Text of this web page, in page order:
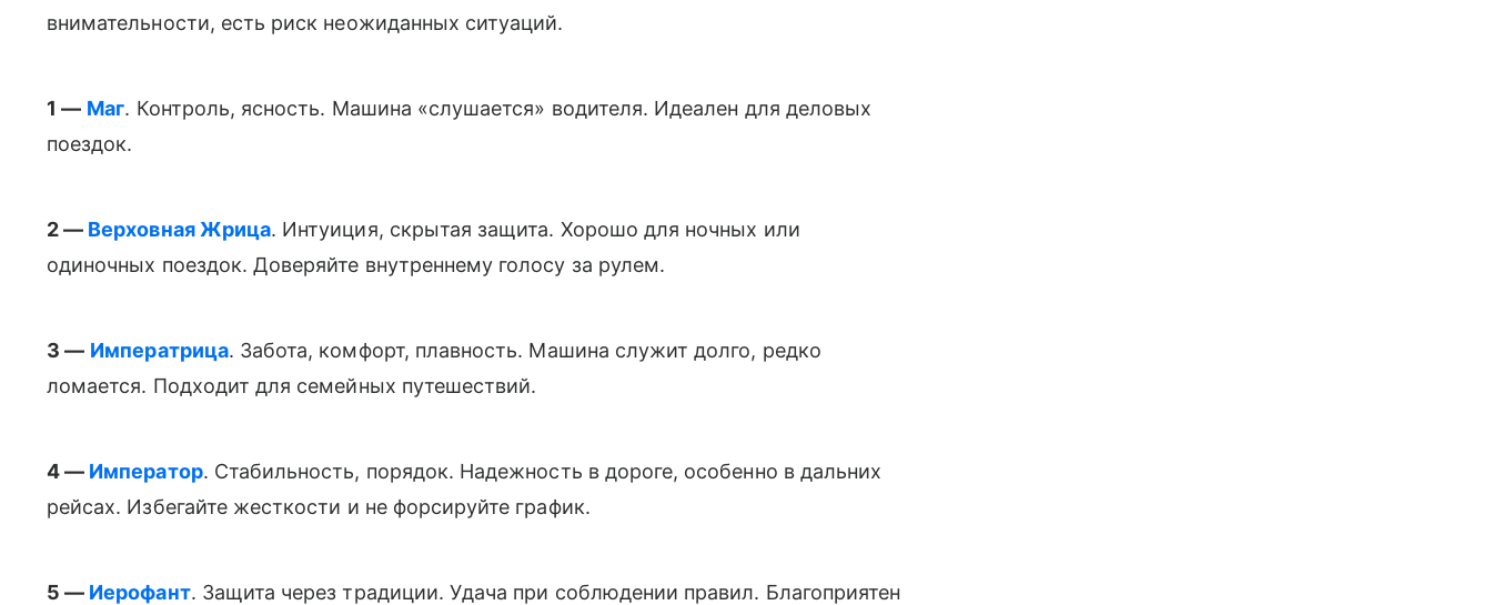
внимательности, есть риск неожиданных ситуаций.
1 — Маг. Контроль, ясность. Машина «слушается» водителя. Идеален для деловых
поездок.
2 — Верховная Жрица. Интуиция, скрытая защита. Хорошо для ночных или
одиночных поездок. Доверяйте внутреннему голосу за рулем.
3 — Императрица. Забота, комфорт, плавность. Машина служит долго, редко
ломается. Подходит для семейных путешествий.
4 — Император. Стабильность, порядок. Надежность в дороге, особенно в дальних
рейсах. Избегайте жесткости и не форсируйте график.
5 — Иерофант. Защита через традиции. Удача при соблюдении правил. Благоприятен